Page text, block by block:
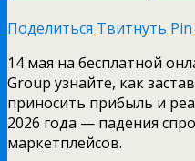
Поделиться Твитнуть Pin
14 мая на бесплатной
Group узнайте, как
приносить прибыль и
2026 года — падения
маркетплейсов.